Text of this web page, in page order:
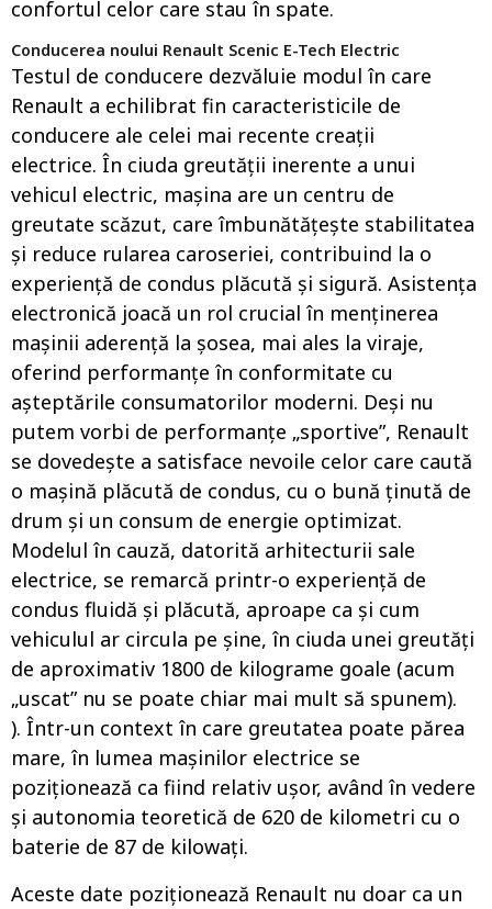
confortul celor care stau în spate.
Conducerea noului Renault Scenic E-Tech Electric
Testul de conducere dezvăluie modul în care
Renault a echilibrat fin caracteristicile de
conducere ale celei mai recente creații
electrice. În ciuda greutății inerente a unui
vehicul electric, mașina are un centru de
greutate scăzut, care îmbunătățește stabilitatea
și reduce rularea caroseriei, contribuind la o
experiență de condus plăcută și sigură. Asistența
electronică joacă un rol crucial în menținerea
mașinii aderență la șosea, mai ales la viraje,
oferind performanțe în conformitate cu
așteptările consumatorilor moderni. Deși nu
putem vorbi de performanțe „sportive”, Renault
se dovedește a satisface nevoile celor care caută
o mașină plăcută de condus, cu o bună ținută de
drum și un consum de energie optimizat.
Modelul în cauză, datorită arhitecturii sale
electrice, se remarcă printr-o experiență de
condus fluidă și plăcută, aproape ca și cum
vehiculul ar circula pe șine, în ciuda unei greutăți
de aproximativ 1800 de kilograme goale (acum
„uscat” nu se poate chiar mai mult să spunem).
). Într-un context în care greutatea poate părea
mare, în lumea mașinilor electrice se
poziționează ca fiind relativ ușor, având în vedere
și autonomia teoretică de 620 de kilometri cu o
baterie de 87 de kilowați.
Aceste date poziționează Renault nu doar ca un